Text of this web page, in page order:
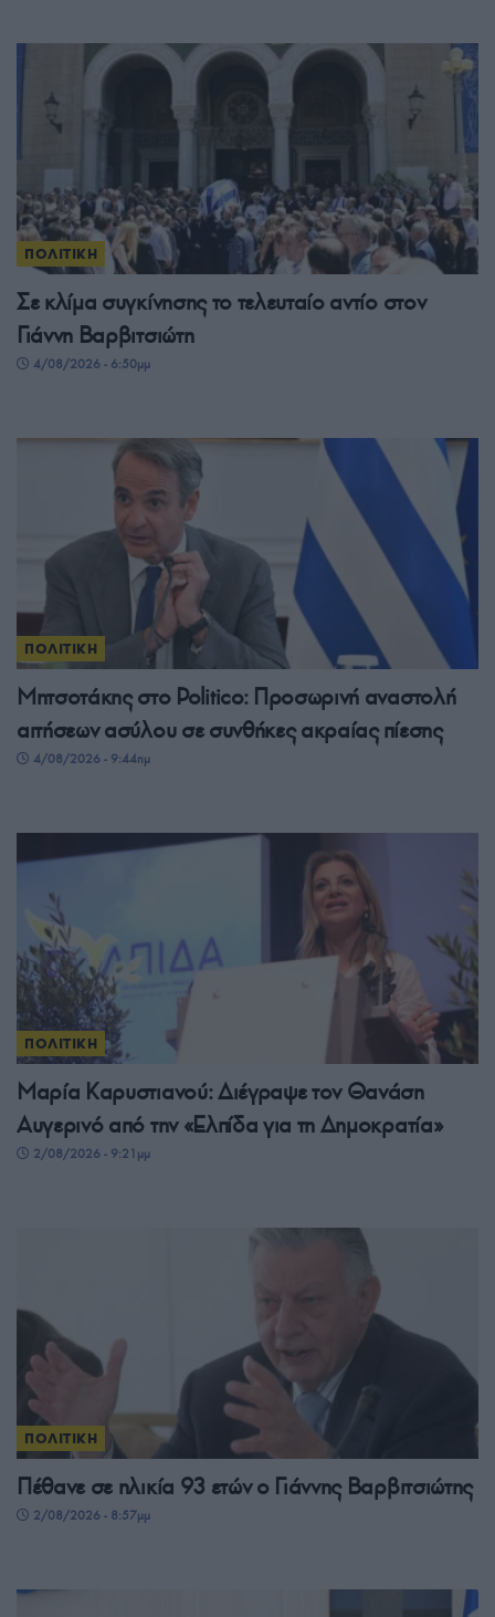
ΠΟΛΙΤΙΚΗ
Σε κλίμα συγκίνησης το τελευταίο αντίο στον
Γιάννη Βαρβιτσιώτη
4/08/2026 - 6:50μμ
ΠΟΛΙΤΙΚΗ
Μητσοτάκης στο Politico: Προσωρινή αναστολή
αιτήσεων ασύλου σε συνθήκες ακραίας πίεσης
4/08/2026 - 9:44πμ
ΠΟΛΙΤΙΚΗ
Μαρία Καρυστιανού: Διέγραψε τον Θανάση
Αυγερινό από την «Ελπίδα για τη Δημοκρατία»
2/08/2026 - 9:21μμ
ΠΟΛΙΤΙΚΗ
Πέθανε σε ηλικία 93 ετών ο Γιάννης Βαρβιτσιώτης
2/08/2026 - 8:57μμ